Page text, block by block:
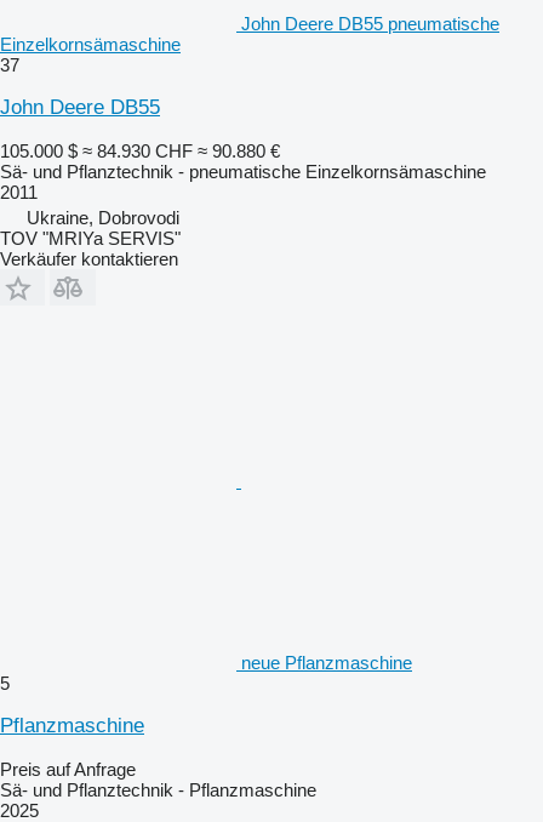
John Deere DB55 pneumatische
Einzelkornsämaschine
37
John Deere DB55
105.000 $ ≈ 84.930 CHF ≈ 90.880 €
Sä- und Pflanztechnik - pneumatische Einzelkornsämaschine
2011
Ukraine, Dobrovodi
TOV "MRIYa SERVIS"
Verkäufer kontaktieren
neue Pflanzmaschine
5
Pflanzmaschine
Preis auf Anfrage
Sä- und Pflanztechnik - Pflanzmaschine
2025